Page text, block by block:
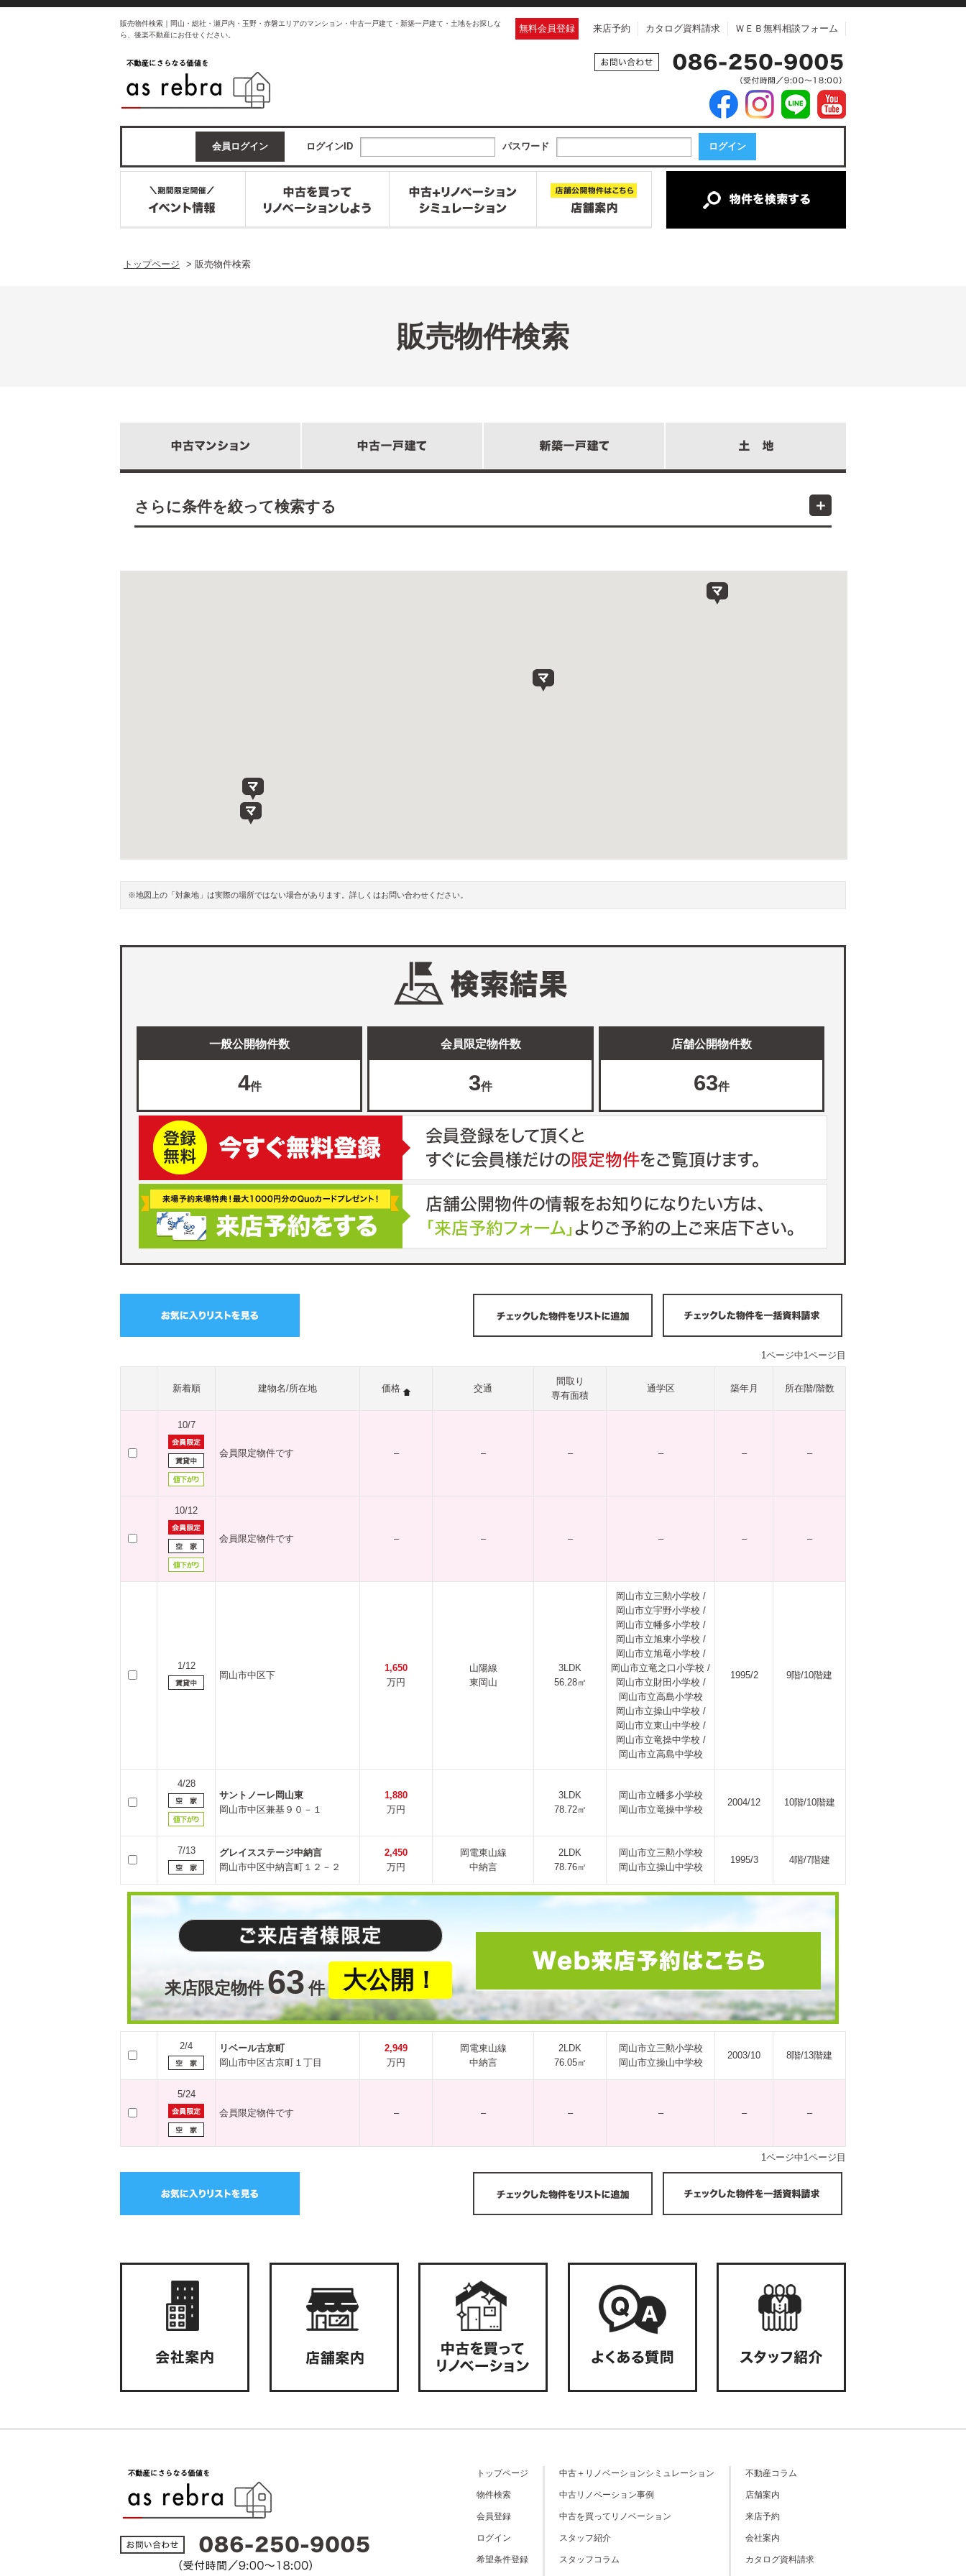
販売物件検索｜岡山・総社・瀬戸内・玉野・赤磐エリアのマンション・中古一戸建て・新築一戸建て・土地をお探しな
ら、後楽不動産にお任せください。
無料会員登録 来店予約 カタログ資料請求 ＷＥＢ無料相談フォーム
会員ログイン ログインID パスワード
トップページ
> 販売物件検索
販売物件検索
さらに条件を絞って検索する
※地図上の「対象地」は実際の場所ではない場合があります。詳しくはお問い合わせください。
一般公開物件数
4件
会員限定物件数
3件
店舗公開物件数
63件
1ページ中1ページ目
新着順 建物名/所在地 価格 交通
間取り
専有面積
通学区 築年月 所在階/階数
10/7
会員限定物件です – – – – – –
10/12
会員限定物件です – – – – – –
1/12
岡山市中区下
1,650
万円
山陽線
東岡山
3LDK
56.28㎡
岡山市立三勲小学校 /
岡山市立宇野小学校 /
岡山市立幡多小学校 /
岡山市立旭東小学校 /
岡山市立旭竜小学校 /
岡山市立竜之口小学校 /
岡山市立財田小学校 /
岡山市立高島小学校
岡山市立操山中学校 /
岡山市立東山中学校 /
岡山市立竜操中学校 /
岡山市立高島中学校
1995/2 9階/10階建
4/28
サントノーレ岡山東
岡山市中区兼基９０－１
1,880
万円
3LDK
78.72㎡
岡山市立幡多小学校
岡山市立竜操中学校
2004/12 10階/10階建
7/13
グレイスステージ中納言
岡山市中区中納言町１２－２
2,450
万円
岡電東山線
中納言
2LDK
78.76㎡
岡山市立三勲小学校
岡山市立操山中学校
1995/3 4階/7階建
来店限定物件63件 大公開！
2/4
リベール古京町
岡山市中区古京町１丁目
2,949
万円
岡電東山線
中納言
2LDK
76.05㎡
岡山市立三勲小学校
岡山市立操山中学校
2003/10 8階/13階建
5/24
会員限定物件です
– – – – – –
1ページ中1ページ目
トップページ
物件検索
会員登録
ログイン
希望条件登録
中古＋リノベーションシミュレーション
中古リノベーション事例
中古を買ってリノベーション
スタッフ紹介
スタッフコラム
不動産コラム
店舗案内
来店予約
会社案内
カタログ資料請求